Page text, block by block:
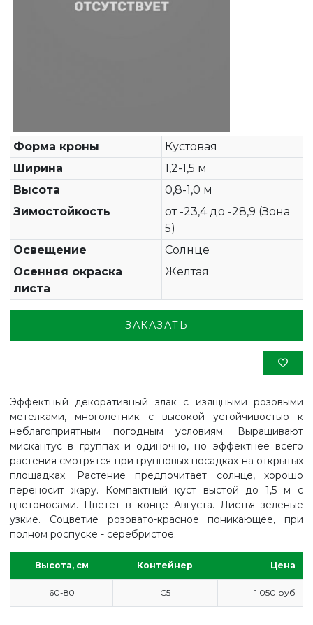
ГЛАВНАЯ
Форма кроны
Кустовая
Ширина
1,2-1,5 м
Высота
0,8-1,0 м
Зимостойкость
от -23,4 до -28,9 (Зона
5)
Освещение
Солнце
Осенняя окраска
листа
Желтая
ЗАКАЗАТЬ
Эффектный декоративный злак с изящными розовыми
метелками, многолетник с высокой устойчивостью к
неблагоприятным погодным условиям. Выращивают
мискантус в группах и одиночно, но эффектнее всего
растения смотрятся при групповых посадках на открытых
площадках. Растение предпочитает солнце, хорошо
переносит жару. Компактный куст выстой до 1,5 м с
цветоносами. Цветет в конце Августа. Листья зеленые
узкие. Соцветие розовато-красное поникающее, при
полном роспуске - серебристое.
Высота, см Контейнер Цена
60-80 С5 1 050 руб